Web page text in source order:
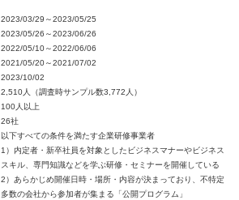
2023/03/29～2023/05/25
2023/05/26～2023/06/26
2022/05/10～2022/06/06
2021/05/20～2021/07/02
2023/10/02
2,510人（調査時サンプル数3,772人）
100人以上
26社
以下すべての条件を満たす企業研修事業者
1）内定者・新卒社員を対象としたビジネスマナーやビジネス
スキル、専門知識などを学ぶ研修・セミナーを開催している
2）あらかじめ開催日時・場所・内容が決まっており、不特定
多数の会社から参加者が集まる「公開プログラム」